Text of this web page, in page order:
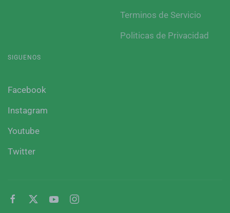
Terminos de Servicio
Politicas de Privacidad
SIGUENOS
Facebook
Instagram
Youtube
Twitter